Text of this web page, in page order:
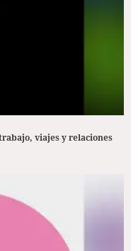
viajes y relaciones